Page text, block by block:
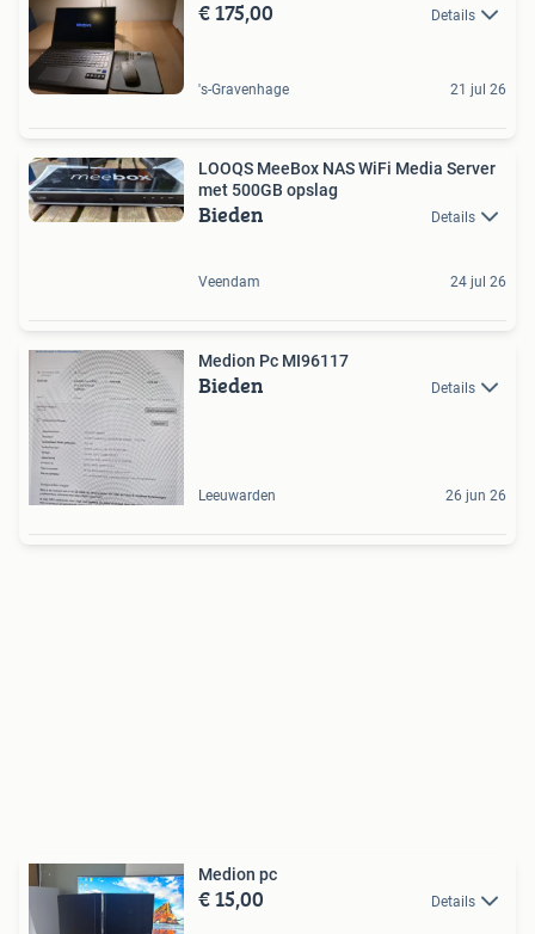
€ 175,00 Details
's-Gravenhage 21 jul 26
LOOQS MeeBox NAS WiFi Media Server
met 500GB opslag
Bieden Details
Veendam 24 jul 26
Medion Pc MI96117
Bieden Details
Leeuwarden 26 jun 26
Medion pc
€ 15,00 Details